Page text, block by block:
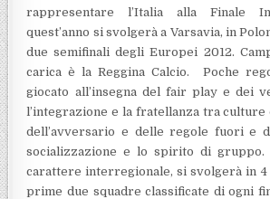
rappresentare l’Italia alla Finale
quest’anno si svolgerà a Varsavia, in
due semifinali degli Europei 2012.
carica è la Reggina Calcio. Poche
giocato all’insegna del fair play e dei
l’integrazione e la fratellanza tra
dell’avversario e delle regole fuori e
socializzazione e lo spirito di gruppo.
carattere interregionale, si svolgerà in
prime due squadre classificate di ogni